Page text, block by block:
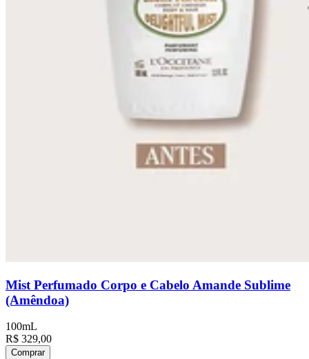
Mist Perfumado Corpo e Cabelo Amande Sublime
(Amêndoa)
100mL
R$ 329,00
Comprar